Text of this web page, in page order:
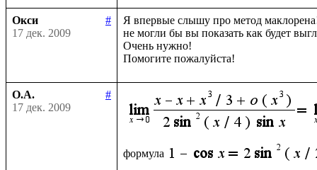
Окси
#
17 дек. 2009
Я впервые слышу про метод
не могли бы вы показать как будет
Очень нужно!
О.А.
#
17 дек. 2009
формула